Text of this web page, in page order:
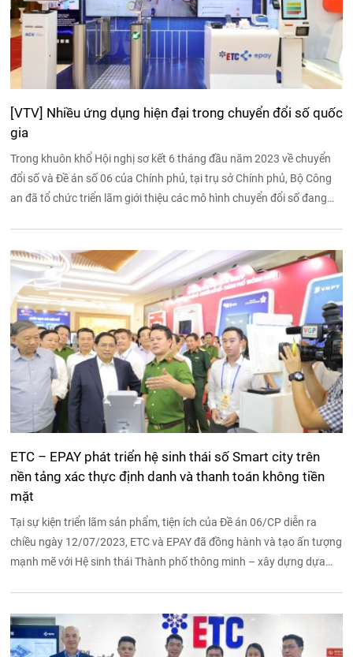
[VTV] Nhiều ứng dụng hiện đại trong chuyển đổi số quốc
gia
Trong khuôn khổ Hội nghị sơ kết 6 tháng đầu năm 2023 về chuyển
đổi số và Đề án số 06 của Chính phủ, tại trụ sở Chính phủ, Bộ Công
an đã tổ chức triển lãm giới thiệu các mô hình chuyển đổi số đang
ETC – EPAY phát triển hệ sinh thái số Smart city trên
nền tảng xác thực định danh và thanh toán không tiền
mặt
Tại sự kiện triển lãm sản phẩm, tiện ích của Đề án 06/CP diễn ra
chiều ngày 12/07/2023, ETC và EPAY đã đồng hành và tạo ấn tượng
mạnh mẽ với Hệ sinh thái Thành phố thông minh – xây dựng dựa